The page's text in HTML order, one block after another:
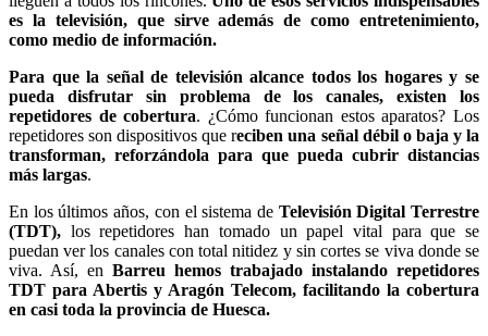
es la televisión, que sirve además de como entretenimiento,
como medio de información.
Para que la señal de televisión alcance todos los hogares y se
pueda disfrutar sin problema de los canales, existen los
repetidores de cobertura. ¿Cómo funcionan estos aparatos? Los
repetidores son dispositivos que reciben una señal débil o baja y la
transforman, reforzándola para que pueda cubrir distancias
más largas.
En los últimos años, con el sistema de Televisión Digital Terrestre
(TDT), los repetidores han tomado un papel vital para que se
puedan ver los canales con total nitidez y sin cortes se viva donde se
viva. Así, en Barreu hemos trabajado instalando repetidores
TDT para Abertis y Aragón Telecom, facilitando la cobertura
en casi toda la provincia de Huesca.